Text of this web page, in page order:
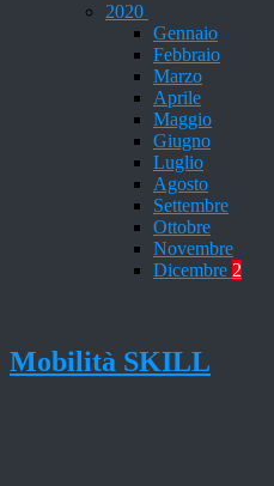
2020
Gennaio
Febbraio
Marzo
Aprile
Maggio
Giugno
Luglio
Agosto
Settembre
Ottobre
Novembre
Dicembre 2
Mobilità SKILL